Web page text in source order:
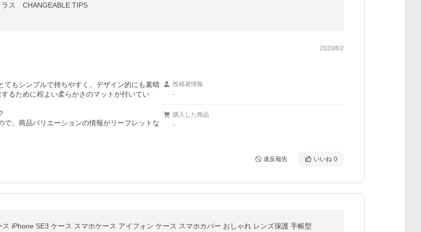
ス CHANGEABLE TIPS
2020/6/2
もシンプルで持ちやすく、デザイン的にも素晴
るために程よい柔らかさのマットが付いてい
、商品バリエーションの情報がリーフレットな
投稿者情報
-
購入した商品
-
違反報告 いいね 0
iPhone SE3 ケース スマホケース アイフォン ケース スマホカバー おしゃれ レンズ保護 手帳型